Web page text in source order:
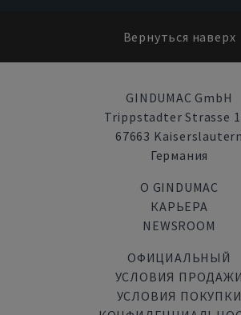
Вернуться наверх
GINDUMAC GmbH
Trippstadter Strasse
67663 Kaiserslautern
Германия
О GINDUMAC
КАРЬЕРА
NEWSROOM
ОФИЦИАЛЬНЫЙ
УСЛОВИЯ ПРОДАЖИ
УСЛОВИЯ ПОКУПКИ